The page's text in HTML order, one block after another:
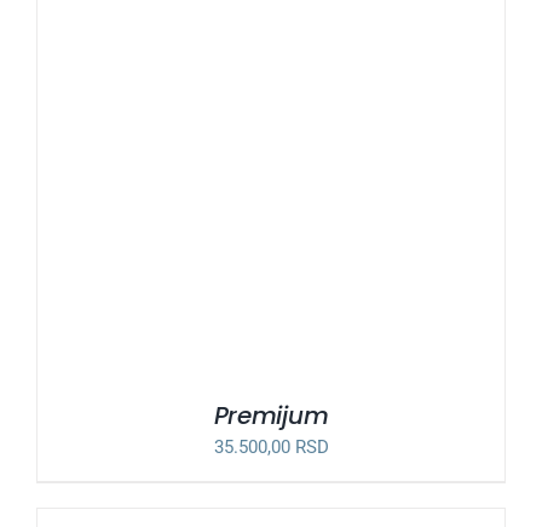
Premijum
35.500,00 RSD